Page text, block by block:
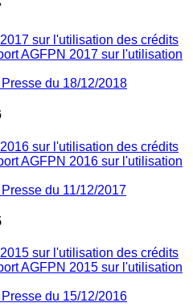
sur l'utilisation des crédits
AGFPN 2017 sur l'utilisation
du 18/12/2018
sur l'utilisation des crédits
AGFPN 2016 sur l'utilisation
du 11/12/2017
sur l'utilisation des crédits
AGFPN 2015 sur l'utilisation
du 15/12/2016